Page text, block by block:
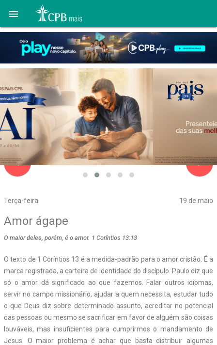

Terça-feira 19 de maio
navigate_before
Amor ágape
O maior deles, porém, é o amor. 1 Coríntios 13:13
O texto de 1 Coríntios 13 é a medida-padrão para o amor cristão. É a
marca registrada, a carteira de identidade do discípulo. Paulo diz que
só o amor dá significado ao que fazemos. Falar outros idiomas,
servir no campo missionário, ajudar a quem necessita, estudar tudo
o que Deus diz sobre determinado assunto, acreditar no potencial
das pessoas ou mesmo se sacrificar em favor de alguém são coisas
louváveis, mas insuficientes para cumprirmos o mandamento de
Jesus. O maior problema é achar que basta distribuir algumas
navigate_next